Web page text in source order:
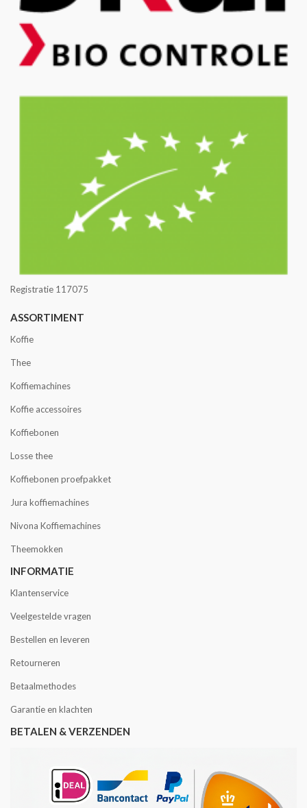
Registratie 117075
ASSORTIMENT
Koffie
Thee
Koffiemachines
Koffie accessoires
Koffiebonen
Losse thee
Koffiebonen proefpakket
Jura koffiemachines
Nivona Koffiemachines
Theemokken
INFORMATIE
Klantenservice
Veelgestelde vragen
Bestellen en leveren
Retourneren
Betaalmethodes
Garantie en klachten
BETALEN & VERZENDEN